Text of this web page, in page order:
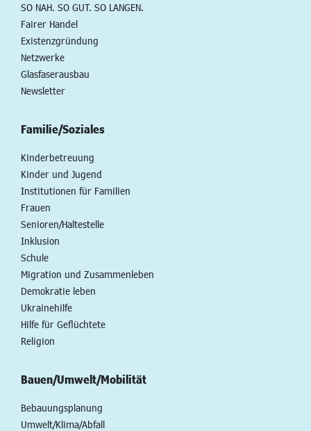
SO NAH. SO GUT. SO LANGEN.
Fairer Handel
Existenzgründung
Netzwerke
Glasfaserausbau
Newsletter
Familie/Soziales
Kinderbetreuung
Kinder und Jugend
Institutionen für Familien
Frauen
Senioren/Haltestelle
Inklusion
Schule
Migration und Zusammenleben
Demokratie leben
Ukrainehilfe
Hilfe für Geflüchtete
Religion
Bauen/Umwelt/Mobilität
Bebauungsplanung
Umwelt/Klima/Abfall